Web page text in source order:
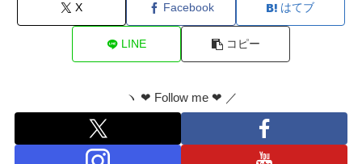
X Facebook はてブ
LINE コピー
ヽ ❤︎ Follow me ❤︎ ／